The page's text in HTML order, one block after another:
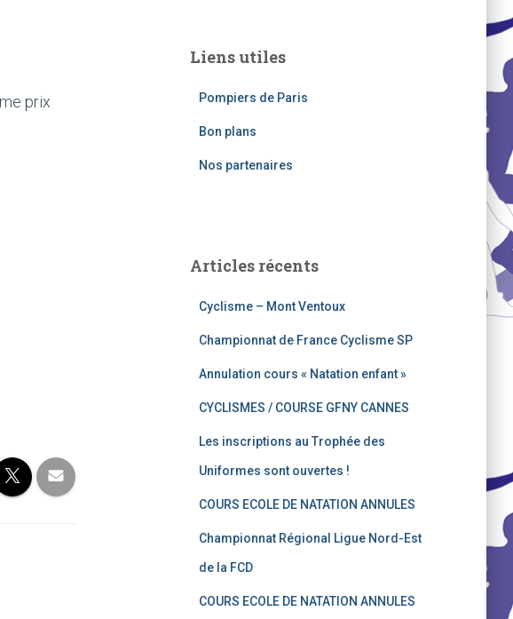
prix
rLiens utiles
Pompiers de Paris
Bon plans
Nos partenaires
Articles récents
Cyclisme – Mont Ventoux
Championnat de France Cyclisme SP
Annulation cours « Natation enfant »
CYCLISMES / COURSE GFNY CANNES
Les inscriptions au Trophée des
Uniformes sont ouvertes !
COURS ECOLE DE NATATION ANNULES
Championnat Régional Ligue Nord-Est
de la FCD
COURS ECOLE DE NATATION ANNULES